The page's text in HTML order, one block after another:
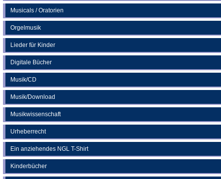
Musicals / Oratorien
Orgelmusik
Lieder für Kinder
Digitale Bücher
Musik/CD
Musik/Download
Musikwissenschaft
Urheberrecht
Ein anziehendes NGL T-Shirt
Kinderbücher